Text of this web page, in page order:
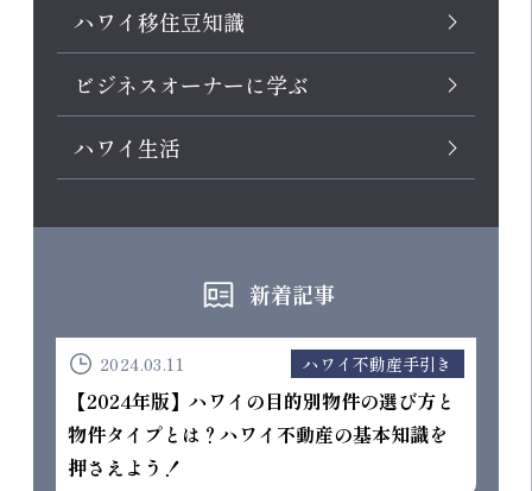
ハワイ移住豆知識
ビジネスオーナーに学ぶ
ハワイ生活
新着記事
2024.03.11 ハワイ不動産手引き
【2024年版】ハワイの目的別物件の選び方と
物件タイプとは？ハワイ不動産の基本知識を
押さえよう！